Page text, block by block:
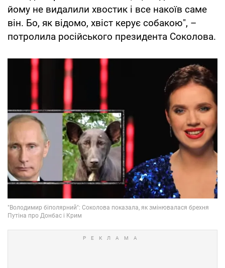
йому не видалили хвостик і все накоїв саме
він. Бо, як відомо, хвіст керує собакою", –
потролила російського президента Соколова.